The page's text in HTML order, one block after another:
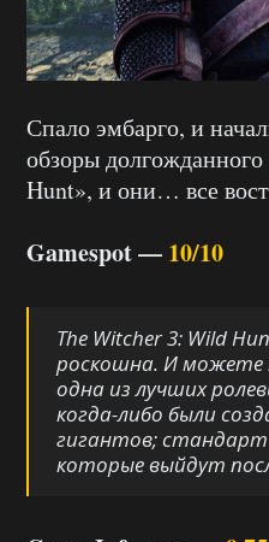
Спало эмбарго, и
обзоры
Hunt», и они… все
Gamespot — 10/10
The Witcher 3: Wild
роскошна. И можете
одна из лучших
когда-либо были
гигантов; стандарт
которые выйдут